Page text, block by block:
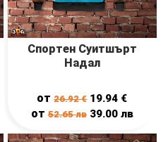
Спортен Суитшърт
Надал
от26.92€ 19.94 €
от 52.65лв 39.00 лв